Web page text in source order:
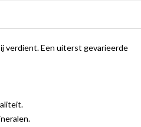
verdient. Een uiterst gevarieerde